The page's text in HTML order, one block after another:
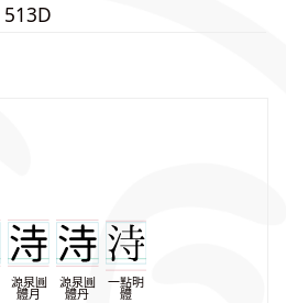
513D
源泉圓
體月
源泉圓
體丹
一點明
體